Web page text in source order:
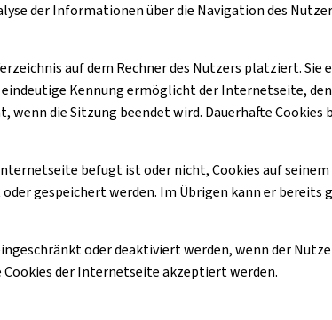
der Informationen über die Navigation des
auf dem Rechner des Nutzers platziert.
Kennung ermöglicht der Internetseite,
wenn die Sitzung beendet wird. DauerhafteCookies
befugt ist oder nicht, Cookies auf
gespeichert werden. Im Übrigen kann er bereits
oder deaktiviert werden, wenn der
Cookiesder Internetseite akzeptiert werden.